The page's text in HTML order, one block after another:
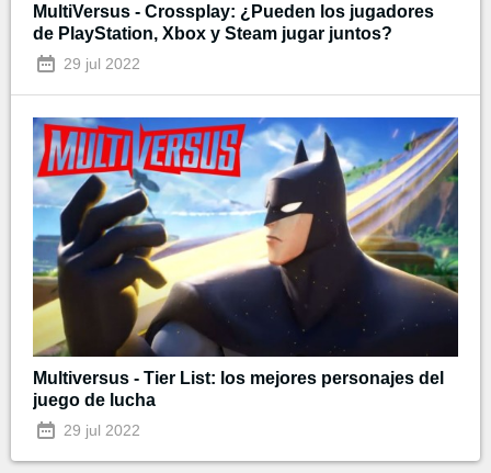
MultiVersus - Crossplay: ¿Pueden los jugadores
de PlayStation, Xbox y Steam jugar juntos?
29 jul 2022
Multiversus - Tier List: los mejores personajes del
juego de lucha
29 jul 2022